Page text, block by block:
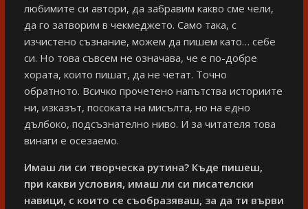
любимите си автори, да забравим какво сме чели,
да го затворим в чекмеджето. Само така, с
изчистено съзнание, можем да пишем като… себе
си. Но това съвсем не означава, че е по-добре
хората, които пишат, да не четат. Точно
обратното. Всичко прочетено напътства историите
ни, изказът, посоката на мисълта, но на едно
дълбоко, подсъзнателно ниво. И за читателя това
винаги е осезаемо.
Имаш ли си творческа рутина? Къде пишеш,
при какви условия, имаш ли си писателски
навици, с които се съобразяваш, за да ти върви